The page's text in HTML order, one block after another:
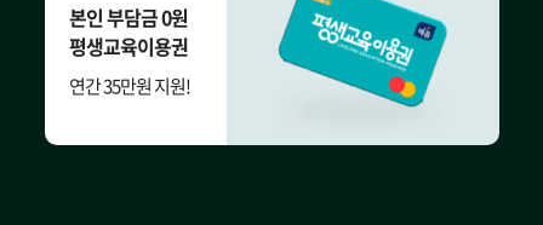
본인 부담금 0원
평생교육이용권
연간 35만원 지원!